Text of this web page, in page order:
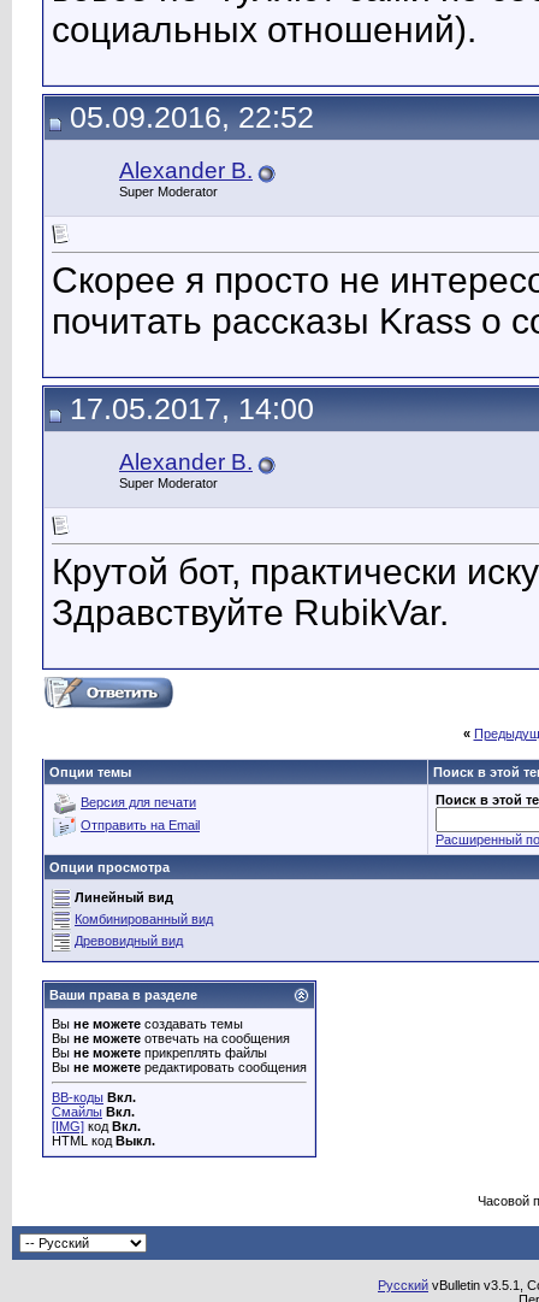
социальных отношений).
05.09.2016, 22:52
Alexander B.
Super Moderator
Скорее я просто не
почитать рассказы Krass о
17.05.2017, 14:00
Alexander B.
Super Moderator
Крутой бот, практически
Здравствуйте RubikVar.
«
Опции темы Поиск в этой
Версия для печати
Отправить на Email
Поиск в этой
Расширенный
Опции просмотра
Линейный вид
Комбинированный вид
Древовидный вид
Ваши права в разделе
Вы не можете создавать темы
Вы не можете отвечать на сообщения
Вы не можете прикреплять файлы
Вы не можете редактировать сообщения
BB-коды Вкл.
Смайлы Вкл.
[IMG] код Вкл.
HTML код Выкл.
Часовой
Русский vBulletin v3.5.1,